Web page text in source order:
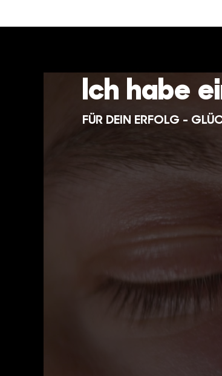
Ich habe
FÜR DEIN ERFOLG -